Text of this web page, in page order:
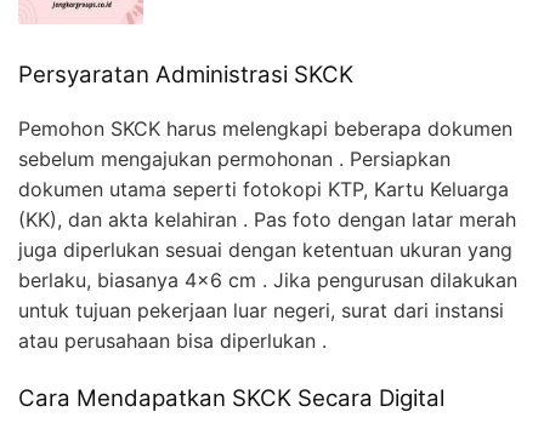
Persyaratan Administrasi SKCK
Pemohon SKCK harus melengkapi beberapa dokumen
sebelum mengajukan permohonan . Persiapkan
dokumen utama seperti fotokopi KTP, Kartu Keluarga
(KK), dan akta kelahiran . Pas foto dengan latar merah
juga diperlukan sesuai dengan ketentuan ukuran yang
berlaku, biasanya 4×6 cm . Jika pengurusan dilakukan
untuk tujuan pekerjaan luar negeri, surat dari instansi
atau perusahaan bisa diperlukan .
Cara Mendapatkan SKCK Secara Digital